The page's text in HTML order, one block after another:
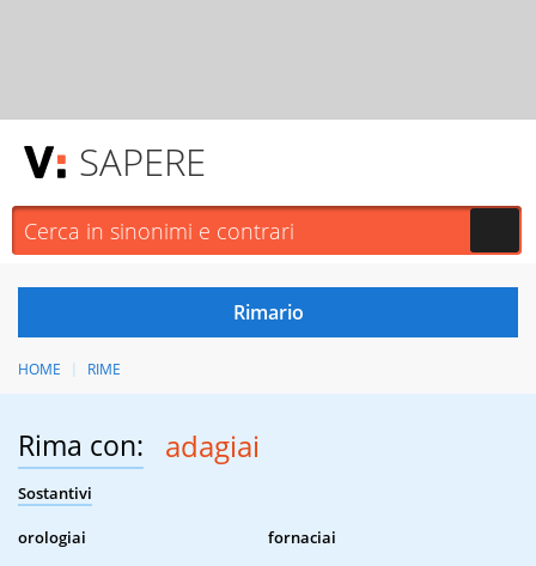
SAPERE
HOME RIME
Rima con: adagiai
Sostantivi
orologiai
fornaciai